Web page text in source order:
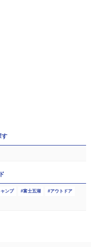
す
ャンプ 富士五湖 アウトドア